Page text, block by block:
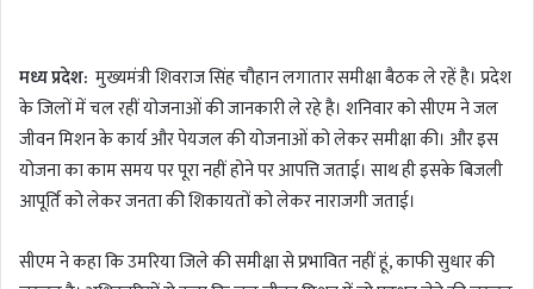
a
n
e
m
a
l
मध्य प्रदेश: मुख्यमंत्री शिवराज सिंह चौहान लगातार समीक्षा बैठक ले रहें है। प्रदेश
के जिलों में चल रहीं योजनाओं की जानकारी ले रहे है। शनिवार को सीएम ने जल
जीवन मिशन के कार्य और पेयजल की योजनाओं को लेकर समीक्षा की। और इस
योजना का काम समय पर पूरा नहीं होने पर आपत्ति जताई। साथ ही इसके बिजली
आपूर्ति को लेकर जनता की शिकायतों को लेकर नाराजगी जताई।
सीएम ने कहा कि उमरिया जिले की समीक्षा से प्रभावित नहीं हूं, काफी सुधार की